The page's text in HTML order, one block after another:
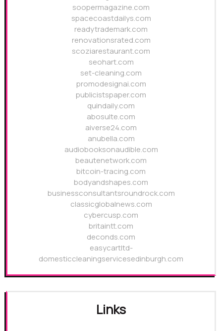
soopermagazine.com
spacecoastdailys.com
readytrademark.com
renovationsrated.com
scoziarestaurant.com
seohart.com
set-cleaning.com
promodesignai.com
publicistspaper.com
quindaily.com
abosulte.com
aiverse24.com
anubella.com
audiobooksonaudible.com
beautenetwork.com
bitcoin-tracing.com
bodyandshapes.com
businessconsultantsroundrock.com
classicglobalnews.com
cybercusp.com
britaintt.com
deconds.com
easycartltd-
domesticcleaningservicesedinburgh.com
Links